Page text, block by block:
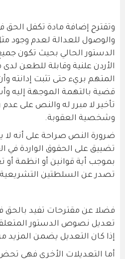
وتقترح إضافة مادة تكفل الحق
والوصول للعدالة لعدم وجود
الدستور الحالي بحيث تكون
الأردن علنية وقابلة للطعن
المتهم بريء حتى تثبت إدانته
قضية بالتهمة الموجهة إليه
تأخير لا مبرر له والنص على عدم
وشخصية العقوبة.
ضرورة النص صراحة على أنه لا
تضييق على الحقوق الواردة في
بموجب أية قوانين أو انظمة أو
تصدر عن السلطتين التشريعية
فضلا عن مقترحات تفيد بالحق
تعديل نصوص الدستور
إذا كان التعديل يضمن المزيد
أما التعديلات الأخرى فهي